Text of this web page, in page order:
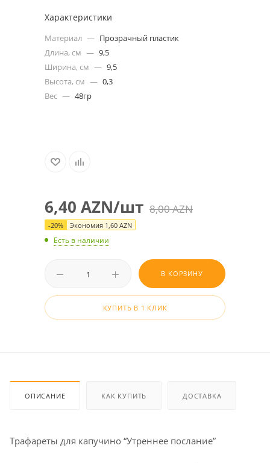
Характеристики
Материал — Прозрачный пластик
Длина, см — 9,5
Ширина, см — 9,5
Высота, см — 0,3
Вес — 48гр
6,40 AZN/шт 8,00AZN
-20% Экономия 1,60 AZN
Есть в наличии
В КОРЗИНУ
КУПИТЬ В 1 КЛИК
ОПИСАНИЕ КАК КУПИТЬ ДОСТАВКА
Трафареты для капучино “Утреннее послание”